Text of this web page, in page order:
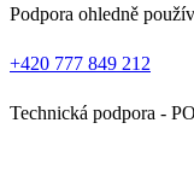
Podpora ohledně
+420 777 849 212
Technická podpora -